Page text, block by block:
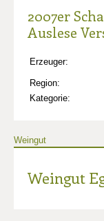
2007er
Auslese
Erzeuger:
Region:
Kategorie:
Weingut
Weingut